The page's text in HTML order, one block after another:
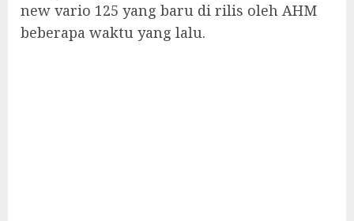
new vario 125 yang baru di rilis oleh AHM
beberapa waktu yang lalu.